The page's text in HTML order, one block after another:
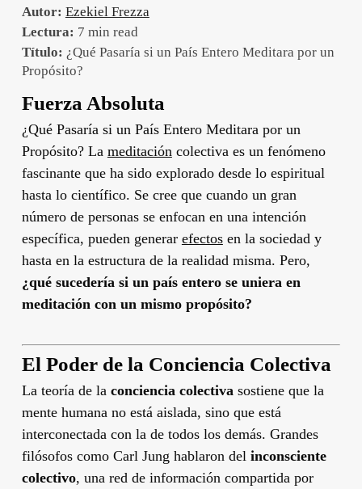
Autor: Ezekiel Frezza
Lectura: 7 min read
Título: ¿Qué Pasaría si un País Entero Meditara por un
Propósito?
Fuerza Absoluta
¿Qué Pasaría si un País Entero Meditara por un
Propósito? La meditación colectiva es un fenómeno
fascinante que ha sido explorado desde lo espiritual
hasta lo científico. Se cree que cuando un gran
número de personas se enfocan en una intención
específica, pueden generar efectosen la sociedad y
hasta en la estructura de la realidad misma. Pero,
¿qué sucedería si un país entero se uniera en
meditación con un mismo propósito?
El Poder de la Conciencia Colectiva
La teoría de la conciencia colectiva sostiene que la
mente humana no está aislada, sino que está
interconectada con la de todos los demás. Grandes
filósofos como Carl Jung hablaron del inconsciente
colectivo, una red de información compartida por